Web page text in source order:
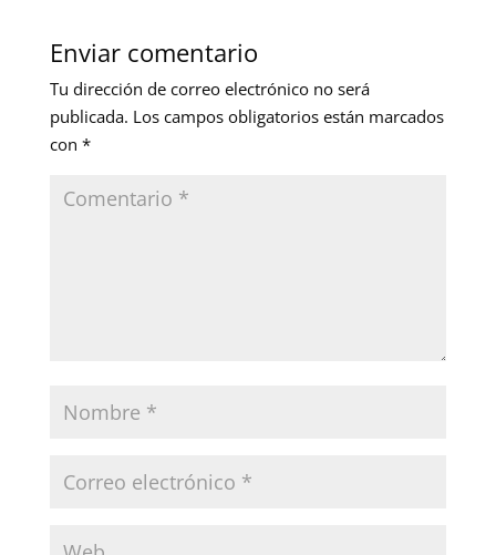
Enviar comentario
Tu dirección de correo electrónico no será
publicada. Los campos obligatorios están marcados
con *